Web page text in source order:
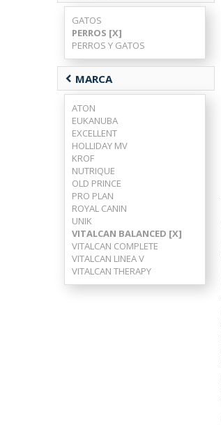
GATOS
PERROS [X]
PERROS Y GATOS
chevron_left MARCA
ATON
EUKANUBA
EXCELLENT
HOLLIDAY MV
KROF
NUTRIQUE
OLD PRINCE
PRO PLAN
ROYAL CANIN
UNIK
VITALCAN BALANCED [X]
VITALCAN COMPLETE
VITALCAN LINEA V
VITALCAN THERAPY